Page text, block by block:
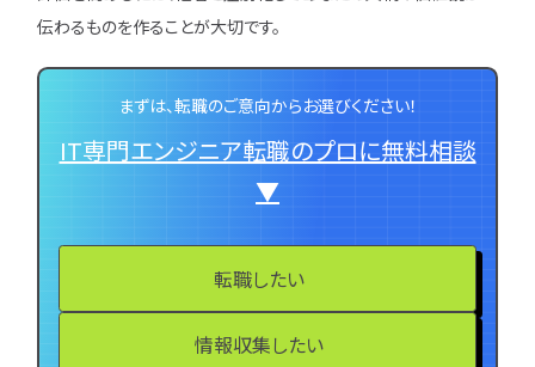
伝わるものを作ることが大切です。
まずは、転職のご意向からお選びください！
IT専門エンジニア転職のプロに無料相談
▼
転職したい
情報収集したい